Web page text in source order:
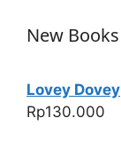
New Books
Lovey Dovey
Rp130.000